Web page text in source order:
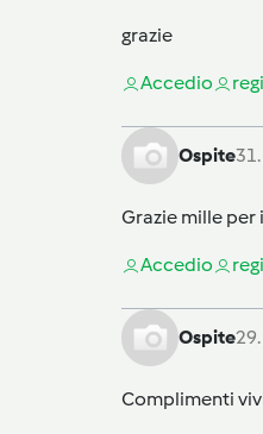
grazie
Accedio
Ospite
Grazie mille per
Accedio
Ospite
Complimenti